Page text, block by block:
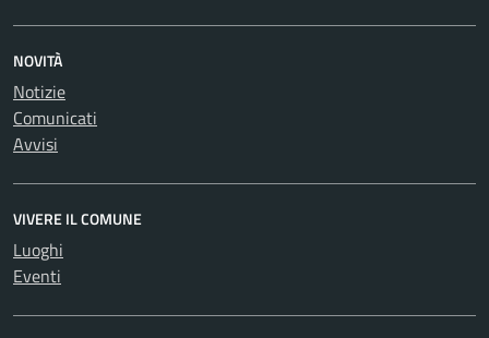
NOVITÀ
Notizie
Comunicati
Avvisi
VIVERE IL COMUNE
Luoghi
Eventi